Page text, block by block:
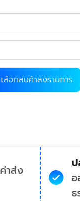
เลือกสินค้าลงรายการ
ค่าส่ง
อ
ธ